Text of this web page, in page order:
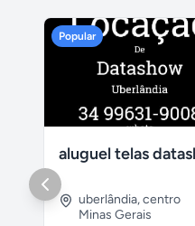
Popular
uberlândia,centro
Minas Gerais